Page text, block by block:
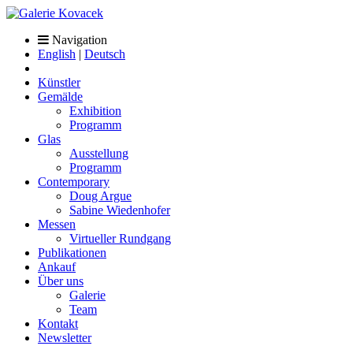
Navigation
English | Deutsch
Künstler
Gemälde
Exhibition
Programm
Glas
Ausstellung
Programm
Contemporary
Doug Argue
Sabine Wiedenhofer
Messen
Virtueller Rundgang
Publikationen
Ankauf
Über uns
Galerie
Team
Kontakt
Newsletter